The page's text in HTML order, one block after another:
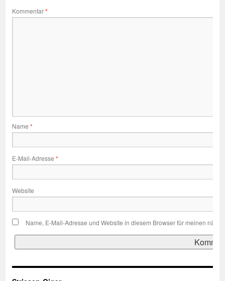
Kommentar*
Name *
E-Mail-Adresse *
Website
Name, E-Mail-Adresse und Website in diesem Browser für meinen